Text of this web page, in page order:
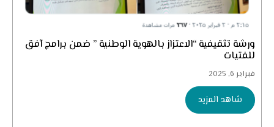
ورشة تثقيفية “الاعتزاز بالهوية الوطنية ” ضمن برامج آفق
للفتيات
فبراير 6, 2025
شاهد المزيد